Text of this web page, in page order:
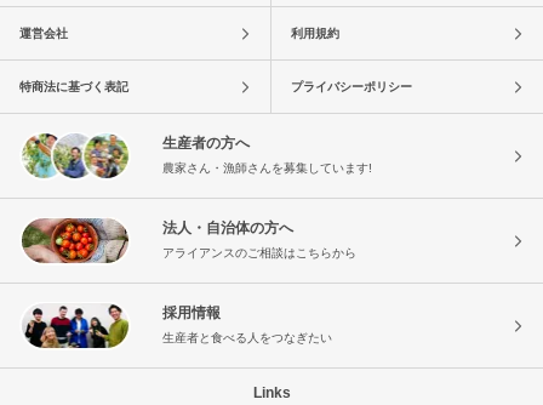
運営会社 利用規約
特商法に基づく表記 プライバシーポリシー
生産者の方へ
農家さん・漁師さんを募集しています!
法人・自治体の方へ
アライアンスのご相談はこちらから
採用情報
生産者と食べる人をつなぎたい
Links